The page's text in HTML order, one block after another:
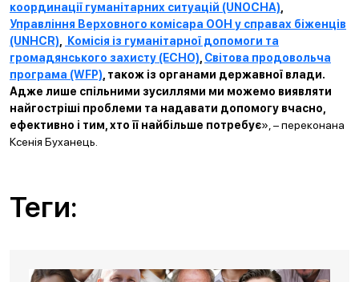
координації гуманітарних ситуацій (UNOCHA)
Управління Верховного комісара ООН у справах біженців
(UNHCR)
Комісія із гуманітарної допомоги та
громадянського захисту (ECHO) Світова продовольча
програма (WFP) , також із органами державної влади.
Адже лише спільними зусиллями ми можемо виявляти
найгостріші проблеми та надавати допомогу вчасно,
ефективно і тим, хто її найбільше потребує», – переконана
Ксенія Буханець.
Теги: